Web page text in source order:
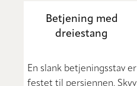
Betjening med
dreiestang
En slank betjeningsstav er
festet til persiennen. Skyv